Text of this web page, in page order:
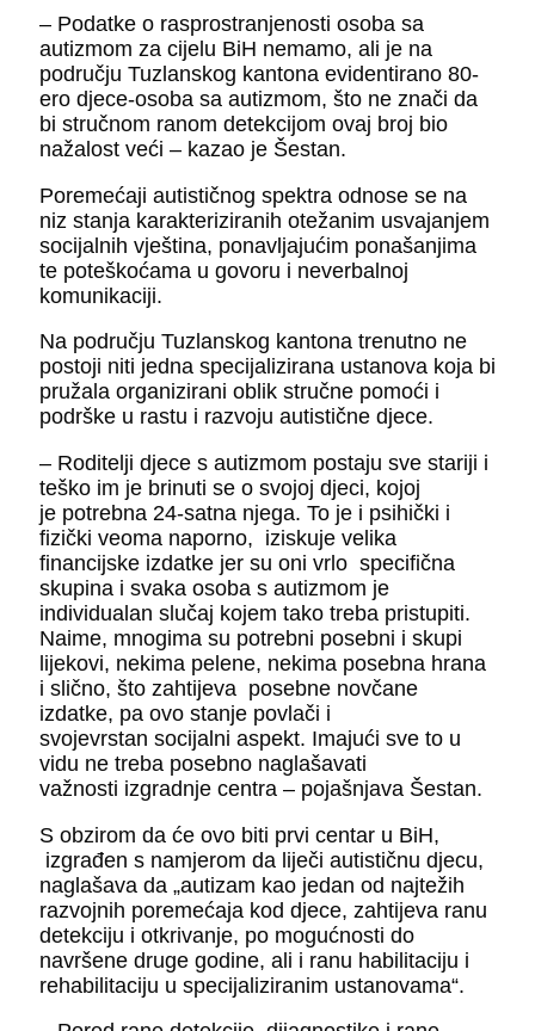
– Podatke o rasprostranjenosti osoba sa
autizmom za cijelu BiH nemamo, ali je na
području Tuzlanskog kantona evidentirano 80-
ero djece-osoba sa autizmom, što ne znači da
bi stručnom ranom detekcijom ovaj broj bio
nažalost veći – kazao je Šestan.
Poremećaji autističnog spektra odnose se na
niz stanja karakteriziranih otežanim usvajanjem
socijalnih vještina, ponavljajućim ponašanjima
te poteškoćama u govoru i neverbalnoj
komunikaciji.
Na području Tuzlanskog kantona trenutno ne
postoji niti jedna specijalizirana ustanova koja bi
pružala organizirani oblik stručne pomoći i
podrške u rastu i razvoju autistične djece.
– Roditelji djece s autizmom postaju sve stariji i
teško im je brinuti se o svojoj djeci, kojoj
je potrebna 24-satna njega. To je i psihički i
fizički veoma naporno, iziskuje velika
financijske izdatke jer su oni vrlo specifična
skupina i svaka osoba s autizmom je
individualan slučaj kojem tako treba pristupiti.
Naime, mnogima su potrebni posebni i skupi
lijekovi, nekima pelene, nekima posebna hrana
i slično, što zahtijeva posebne novčane
izdatke, pa ovo stanje povlači i
svojevrstan socijalni aspekt. Imajući sve to u
vidu ne treba posebno naglašavati
važnosti izgradnje centra – pojašnjava Šestan.
S obzirom da će ovo biti prvi centar u BiH,
izgrađen s namjerom da liječi autističnu djecu,
naglašava da „autizam kao jedan od najtežih
razvojnih poremećaja kod djece, zahtijeva ranu
detekciju i otkrivanje, po mogućnosti do
navršene druge godine, ali i ranu habilitaciju i
rehabilitaciju u specijaliziranim ustanovama“.